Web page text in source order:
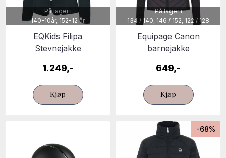
På lager i
140-10år, 152-12 år
EQKids Filipa
Stevnejakke
1.249,-
Kjøp
På lager i
134 / 140, 146 / 152, 122 / 128
Equipage Canon
barnejakke
649,-
Kjøp
-68%